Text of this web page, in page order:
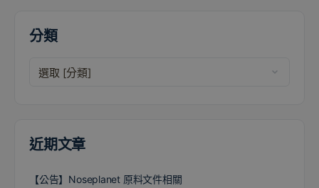
分類
近期文章
【公告】Noseplanet 原料文件相關